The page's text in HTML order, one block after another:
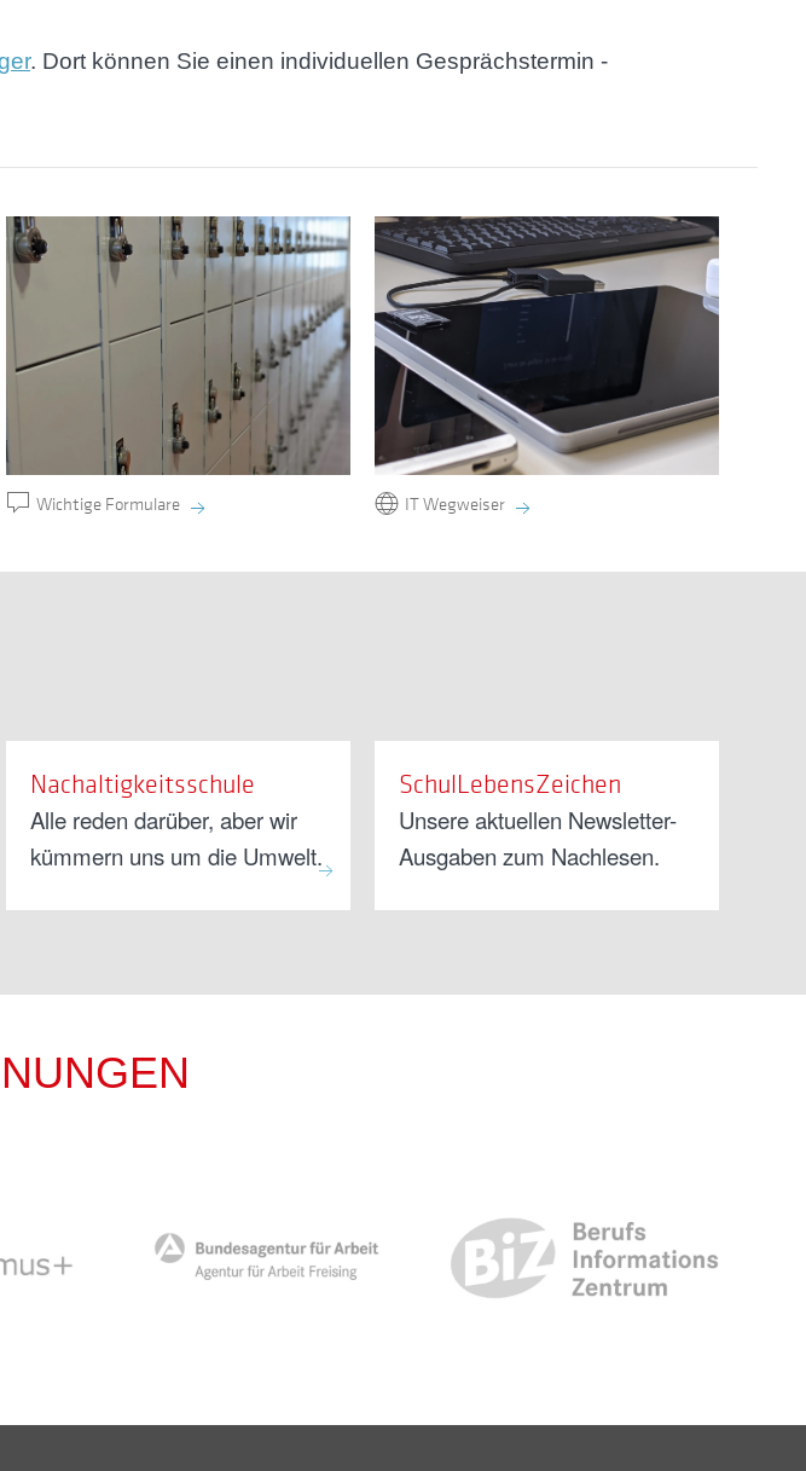
. Dort können Sie einen individuellen Gesprächstermin -
Wichtige Formulare IT Wegweiser
Nachaltigkeitsschule
Alle reden darüber, aber wir
kümmern uns um die Umwelt.
SchulLebensZeichen
Unsere aktuellen Newsletter-
Ausgaben zum Nachlesen.